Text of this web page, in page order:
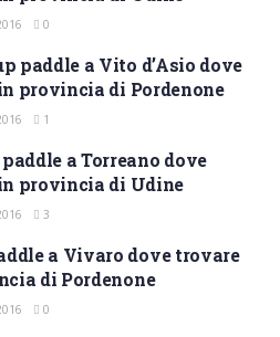
0
paddle a Vito d’Asio dove
provincia di Pordenone
1
a Torreano dove
provincia di Udine
3
a Vivaro dove trovare
di Pordenone
0